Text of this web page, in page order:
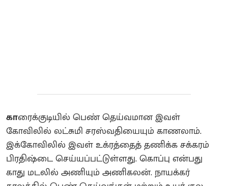
காரைக்குடியில் பெண் தெய்வமான இவள்
கோவிலில் லட்சுமி சரஸ்வதியையும் காணலாம்.
இக்கோவிலில் இவள் உக்ரத்தைத் தணிக்க சக்கரம்
பிரதிஷ்டை செய்யப்பட்டுள்ளது. கொப்பு என்பது
காது மடலில் அணியும் அணிகலன். நாயக்கர்